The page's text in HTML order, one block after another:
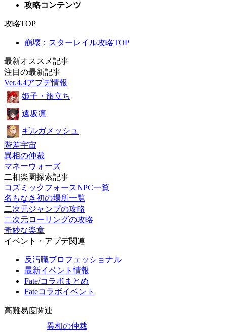
攻略コンテンツ
攻略TOP
崩壊：スターレイル攻略TOP
最新オススメ記事
注目の最新記事
Ver.4.4アプデ情報
姫子・旅立ち
遠坂凛
ギルガメッシュ
階差宇宙
異相の仲裁
マネーウォーズ
二相楽園探索記事
コズミックフォースNPC一覧
名もなき初の場所一覧
二次元ジャンプの攻略
二次元ローリングの攻略
奇妙な楽章
イベント・アプデ関連
反汚職ブロフェッショナル
最新イベント情報
Fate/コラボまとめ
Fateコラボイベント
高難易度関連
異相の仲裁